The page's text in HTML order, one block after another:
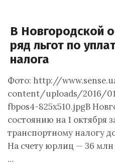
В Новгородской
ряд льгот по
налога
Фото: http://
content/uploads/2016/
fbpos4-825x510.jpgВ
состоянию на 1 октября
транспортному налогу
На счету юрлиц — 36
…